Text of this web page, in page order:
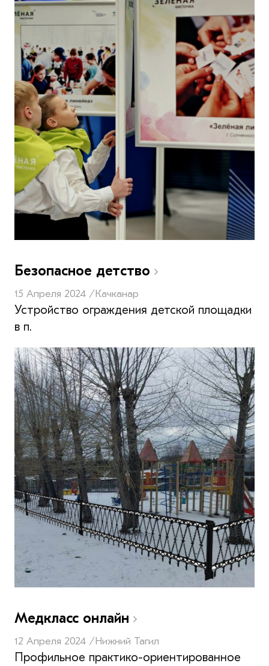
Безопасное детство
15 Апреля 2024 /Качканар
Устройство ограждения детской площадки
в п.
Медкласс онлайн
12 Апреля 2024 /Нижний Тагил
Профильное практико-ориентированное